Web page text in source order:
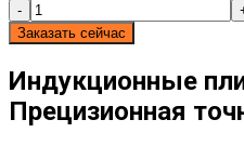
-
Заказать сейчас
Индукционные
Прецизионная